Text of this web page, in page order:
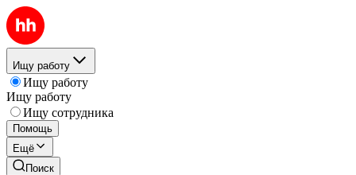
Ищу работу
Ищу работу
Ищу работу
Ищу сотрудника
Помощь
Ещё
Поиск